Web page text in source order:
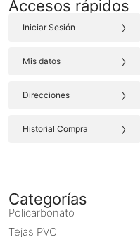
Accesos rápidos
Iniciar Sesión ›
Mis datos ›
Direcciones ›
Historial Compra ›
Categorías
Policarbonato
Tejas PVC